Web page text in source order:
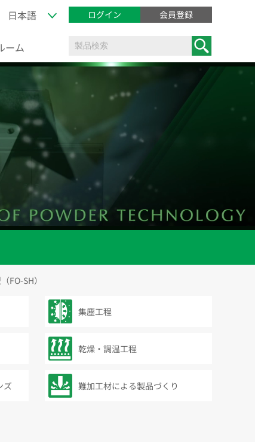
ログイン 会員登録
ーム
FO-SH）
集塵工程
乾燥・調温工程
ズ 難加工材による製品づくり